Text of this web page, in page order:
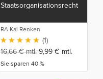
Staatsorganisationsrecht
RA Kai Renken
(1)
16,66€mtl. 9,99 € mtl.
Sie sparen 40 %